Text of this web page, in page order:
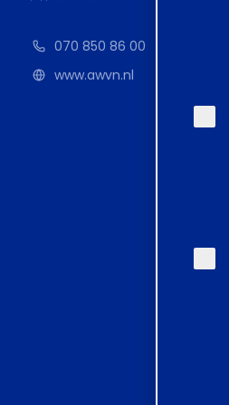
070 850 86 00
www.awvn.nl